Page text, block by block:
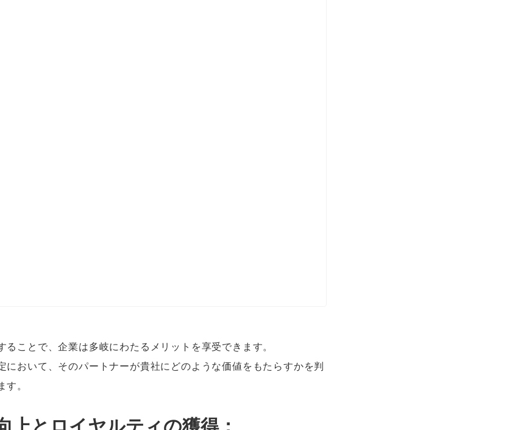
ことで、企業は多岐にわたるメリットを享受できます。
において、そのパートナーが貴社にどのような価値をもたらすかを判
。